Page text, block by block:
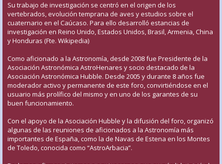
Su trabajo de investigación se centró en el origen de los
vertebrados, evolución temprana de aves y estudios sobre el
cuaternario en el Caúcaso. Para ello desarrolló estancias de
investigación en Reino Unido, Estados Unidos, Brasil, Armenia, China
y Honduras (Fte. Wikipedia)
Como aficionado a la Astronomía, desde 2008 fue Presidente de la
Asociación Astronómica AstroHenares y socio destacado de la
Asociación Astronómica Hubble. Desde 2005 y durante 8 años fue
moderador activo y permanente de este foro, convirtiéndose en el
usuario más prolífico del mismo y en uno de los garantes de su
buen funcionamiento.
Con el apoyo de la Asociación Hubble y la difusión del foro, organizó
algunas de las reuniones de aficionados a la Astronomía más
importantes de España, como la de Navas de Estena en los Montes
de Toledo, conocida como “AstroArbacia”.